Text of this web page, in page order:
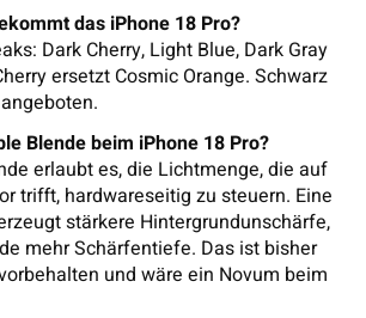
das iPhone 18 Pro?
Dark Cherry, Light Blue, Dark Gray
ersetzt Cosmic Orange. Schwarz
Blende beim iPhone 18 Pro?
erlaubt es, die Lichtmenge, die auf
trifft, hardwareseitig zu steuern. Eine
stärkere Hintergrundunschärfe,
mehr Schärfentiefe. Das ist bisher
und wäre ein Novum beim